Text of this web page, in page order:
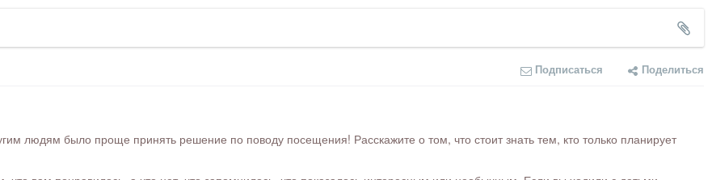
Подписаться Поделиться
людям было проще принять решение по поводу посещения! Расскажите о том, что стоит знать тем, кто только планирует